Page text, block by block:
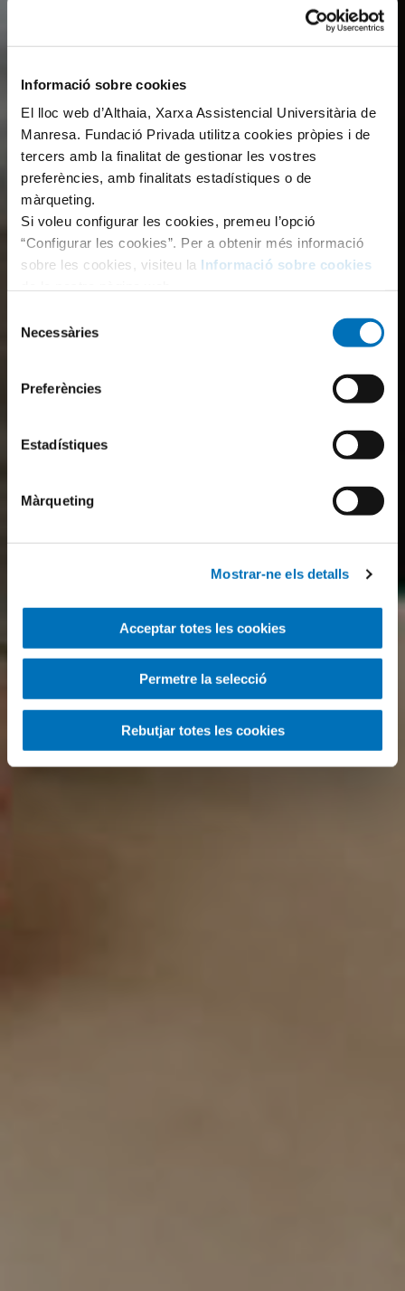
Informació sobre cookies
El lloc web d’Althaia, Xarxa Assistencial Universitària de
Manresa. Fundació Privada utilitza cookies pròpies i de
tercers amb la finalitat de gestionar les vostres
preferències, amb finalitats estadístiques o de
màrqueting.
Si voleu configurar les cookies, premeu l’opció
“Configurar les cookies”. Per a obtenir més informació
sobre les cookies, visiteu la Informació sobre cookies
Necessàries
Preferències
Estadístiques
Màrqueting
Mostrar-ne els detalls
Acceptar totes les cookies
Permetre la selecció
Rebutjar totes les cookies